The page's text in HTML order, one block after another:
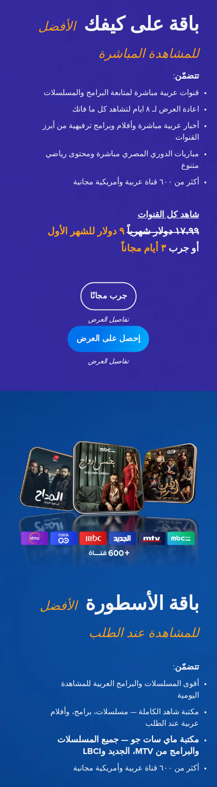
باقة على كيفك الأفضل
للمشاهدة المباشرة
تتضمّن:
قنوات عربية مباشرة لمتابعة البرامج والمسلسلات
اعادة العرض لـ ٨ ايام لتشاهد كل ما فاتك
أخبار عربية مباشرة وأفلام وبرامج ترفيهية من أبرز
القنوات
مباريات الدوري المصري مباشرة ومحتوى رياضي
متنوع
أكثر من ٦٠٠ قناة عربية وأمريكية مجانية
شاهد كل القنوات
١٧،٩٩ دولار شهرياً
٩ دولار للشهر الأول
أو جرب٣ أيام مجاناً
جرب مجانًا
تفاصيل العرض
إحصل على العرض
تفاصيل العرض
باقة الأسطورة الأفضل
للمشاهدة عند الطلب
تتضمّن:
أقوى المسلسلات والبرامج العربية للمشاهدة
اليومية
مكتبة شاهد الكاملة — مسلسلات، برامج، وأفلام
عربية عند الطلب
مكتبة ماي سات جو — جميع المسلسلات
والبرامج من MTV، الجديد وLBCI
أكثر من ٦٠٠ قناة عربية وأمريكية مجانية